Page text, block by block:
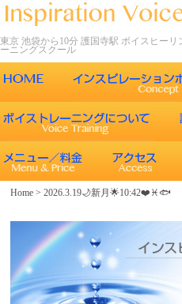
東京 池袋から10分 護国寺駅 ボイスヒー
ーニングスクール
ごあいさつ
インスピレーションボイス
エネルギーワークとヒーリ
ボイスヒーリング
声について
インスピレーションボイスのボイストレーニ
インスピレーションボイスのボイスメソッド
レッスン内容
コース紹介
Home >2026.3.19🌙新月🌟10:42❤️♓️🐟